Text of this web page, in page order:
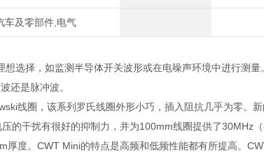
车及零部件,电气
选择，如监测半导体开关波形或在电噪声环境中进行测
还是脉冲波。
线圈，该系列罗氏线圈外形小巧，插入阻抗几乎为零。
的干扰有很好的抑制力，并为100mm线圈提供了30MHz
厚度。CWT Mini的特点是高频和低频性能都有所提高。